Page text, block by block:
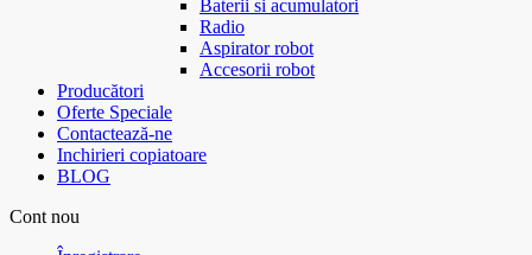
Baterii si acumulatori
Radio
Aspirator robot
Accesorii robot
Producători
Oferte Speciale
Contactează-ne
Inchirieri copiatoare
BLOG
Cont nou